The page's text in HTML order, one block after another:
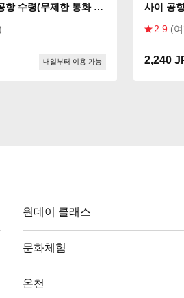
항 수령(무제한 통화 기
내일부터 이용 가능
사이 공
2.9 (
2,240
원데이 클래스
문화체험
온천